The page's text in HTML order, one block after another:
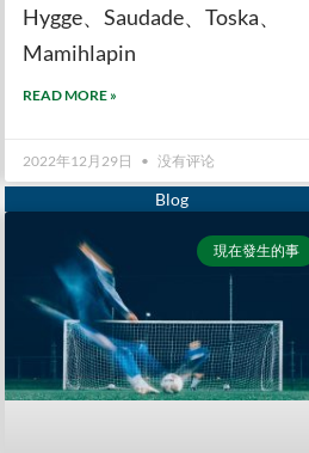
Hygge、Saudade、Toska、
Mamihlapin
READ MORE »
2022年12月29日 没有评论
現在發生的事